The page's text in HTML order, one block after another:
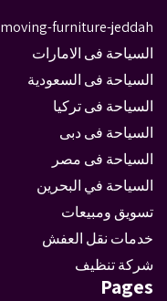
moving-furniture-jeddah
السياحة فى الامارات
السياحة فى السعودية
السياحة فى تركيا
السياحة فى دبى
السياحة فى مصر
السياحة في البحرين
تسويق ومبيعات
خدمات نقل العفش
شركة تنظيف
Pages